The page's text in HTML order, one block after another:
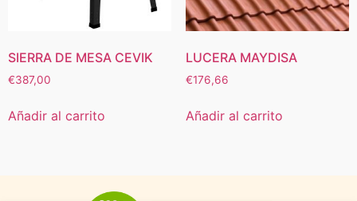
SIERRA DE MESA CEVIK
€387,00
Añadir al carrito
LUCERA MAYDISA
€176,66
Añadir al carrito